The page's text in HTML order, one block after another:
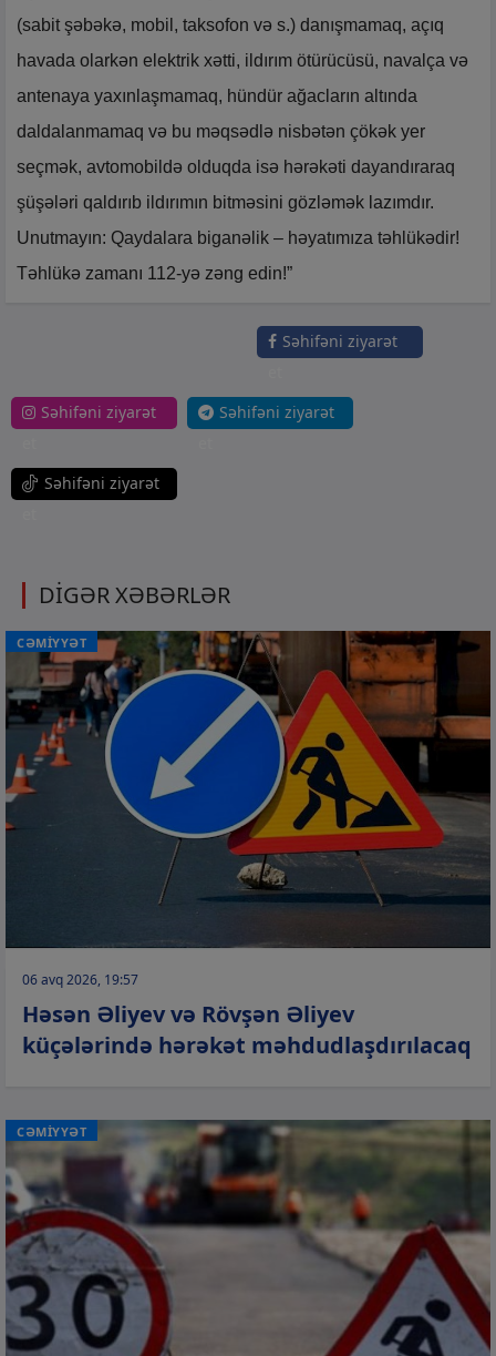
(sabit şəbəkə, mobil, taksofon və s.) danışmamaq, açıq
havada olarkən elektrik xətti, ildırım ötürücüsü, navalça və
antenaya yaxınlaşmamaq, hündür ağacların altında
daldalanmamaq və bu məqsədlə nisbətən çökək yer
seçmək, avtomobildə olduqda isə hərəkəti dayandıraraq
şüşələri qaldırıb ildırımın bitməsini gözləmək lazımdır.
Unutmayın: Qaydalara biganəlik – həyatımıza təhlükədir!
Təhlükə zamanı 112-yə zəng edin!”
Səhifəni ziyarət
Səhifəni ziyarət
Səhifəni ziyarət
Səhifəni ziyarət
DİGƏR XƏBƏRLƏR
CƏMİYYƏT
06 avq 2026, 19:57
Həsən Əliyev və Rövşən Əliyev
küçələrində hərəkət məhdudlaşdırılacaq
CƏMİYYƏT